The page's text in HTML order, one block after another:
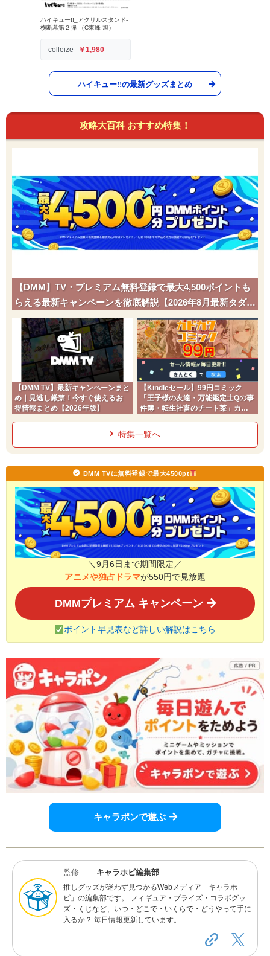
ハイキュー!!_アクリルスタンド-
横断幕第２弾-（C東峰 旭）
colleize ￥1,980
ハイキュー!!の最新グッズまとめ
攻略大百科 おすすめ特集！
【DMM】TV・プレミアム無料登録で最大4,500ポイントも
らえる最新キャンペーンを徹底解説【2026年8月最新タダポ
チ】
【DMM TV】最新キャンペーンまと
め｜見逃し厳禁！今すぐ使えるお
得情報まとめ【2026年版】
【Kindleセール】99円コミック
「王子様の友達・万能鑑定士Qの事
件簿・転生社畜のチート菜」カド
特集一覧へ
DMM TVに無料登録で最大4500pt
＼9月6日まで期間限定／
アニメや独占ドラマが550円で見放題
DMMプレミアム キャンペーン
ポイント早見表など詳しい解説はこちら
キャラポンで遊ぶ
監修 キャラホビ編集部
推しグッズが迷わず見つかるWebメディア「キャラホ
ビ」の編集部です。 フィギュア・プライズ・コラボグッ
ズ・くじなど、いつ・どこで・いくらで・どうやって手に
入るか？ 毎日情報更新しています。